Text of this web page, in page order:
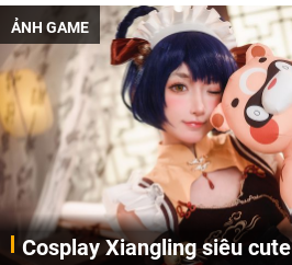
ẢNH GAME
Cosplay Xiangling siêu cute